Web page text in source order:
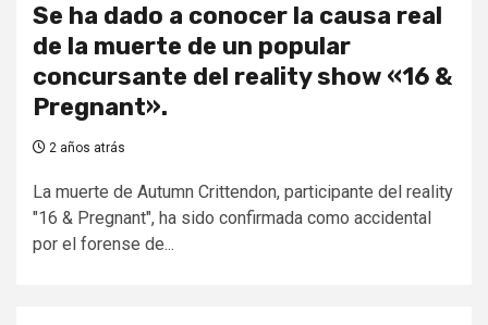
Se ha dado a conocer la causa real
de la muerte de un popular
concursante del reality show «16 &
Pregnant».
2 años atrás
La muerte de Autumn Crittendon, participante del reality
"16 & Pregnant", ha sido confirmada como accidental
por el forense de...